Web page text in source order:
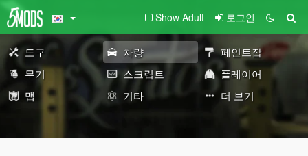
Show Adult 로그인
도구 차량
페인트잡
무기
스크립트
플레이어
맵
기타 더 보기